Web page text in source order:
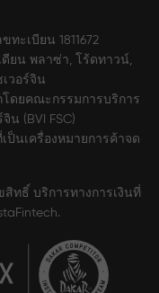
ะเบียน 1811672
ดียน พลาซ่า, โร้ดทาวน์,
วอร์จิน
โดยคณะกรรมการบริการ
น (BVI FSC)
ป็นเครื่องหมายการค้าจด
ทธิ์ บริการทางการเงินที่